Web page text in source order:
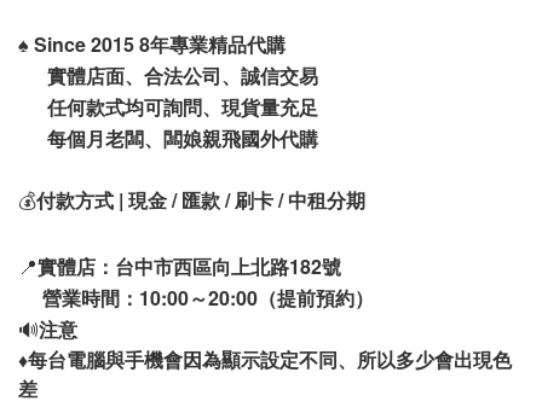
♠️ Since 2015 8年專業精品代購
實體店面、合法公司、誠信交易
任何款式均可詢問、現貨量充足
每個月老闆、闆娘親飛國外代購
💰付款方式 | 現金 / 匯款 / 刷卡 / 中租分期
📍實體店：台中市西區向上北路182號
營業時間：10:00～20:00（提前預約）
🔊注意
♦️每台電腦與手機會因為顯示設定不同、所以多少會出現色
差